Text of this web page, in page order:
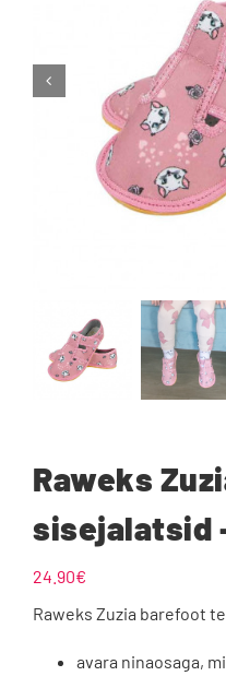
Raweks
sisejalatsid
24.90€
Raweks Zuzia barefoot
avara ninaosaga,